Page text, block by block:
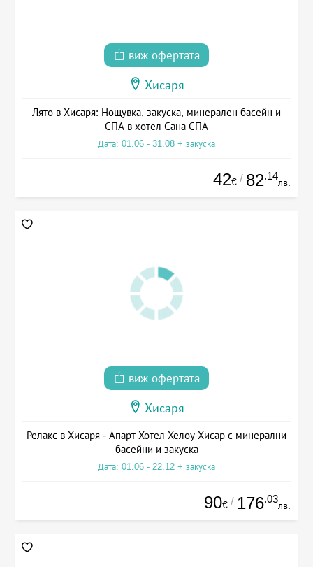
виж офертата
Хисаря
Лято в Хисаря: Нощувка, закуска, минерален басейн и
СПА в хотел Сана СПА
Дата: 01.06 - 31.08 + закуска
42€ / 82.14
лв.
виж офертата
Хисаря
Релакс в Хисаря - Апарт Хотел Хелоу Хисар с минерални
басейни и закуска
Дата: 01.06 - 22.12 + закуска
90€ / 176.03
лв.